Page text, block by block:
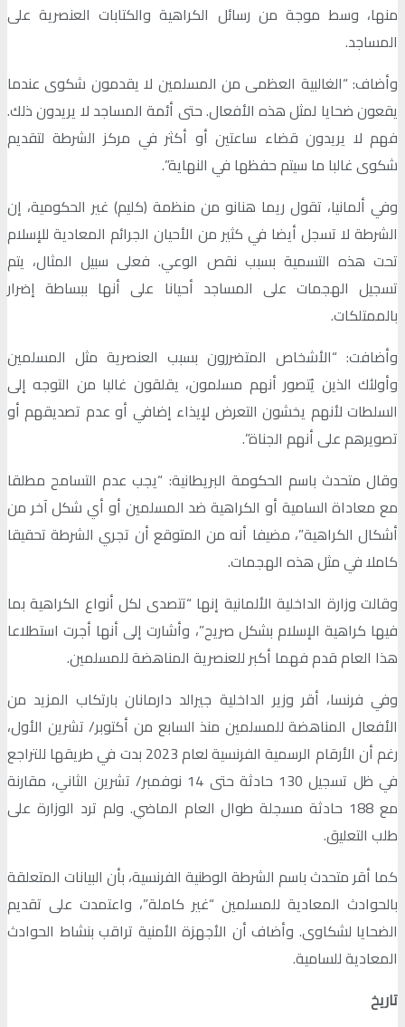
منها، وسط موجة من رسائل الكراهية والكتابات العنصرية على
المساجد.
وأضاف: “الغالبية العظمى من المسلمين لا يقدمون شكوى عندما
يقعون ضحايا لمثل هذه الأفعال. حتى أئمة المساجد لا يريدون ذلك.
فهم لا يريدون قضاء ساعتين أو أكثر في مركز الشرطة لتقديم
شكوى غالبا ما سيتم حفظها في النهاية”.
وفي ألمانيا، تقول ريما هنانو من منظمة (كليم) غير الحكومية، إن
الشرطة لا تسجل أيضا في كثير من الأحيان الجرائم المعادية للإسلام
تحت هذه التسمية بسبب نقص الوعي. فعلى سبيل المثال، يتم
تسجيل الهجمات على المساجد أحيانا على أنها ببساطة إضرار
بالممتلكات.
وأضافت: “الأشخاص المتضررون بسبب العنصرية مثل المسلمين
وأولئك الذين يُتصور أنهم مسلمون، يقلقون غالبا من التوجه إلى
السلطات لأنهم يخشون التعرض لإيذاء إضافي أو عدم تصديقهم أو
تصويرهم على أنهم الجناة”.
وقال متحدث باسم الحكومة البريطانية: “يجب عدم التسامح مطلقا
مع معاداة السامية أو الكراهية ضد المسلمين أو أي شكل آخر من
أشكال الكراهية”، مضيفا أنه من المتوقع أن تجري الشرطة تحقيقا
كاملا في مثل هذه الهجمات.
وقالت وزارة الداخلية الألمانية إنها “تتصدى لكل أنواع الكراهية بما
فيها كراهية الإسلام بشكل صريح”، وأشارت إلى أنها أجرت استطلاعا
هذا العام قدم فهما أكبر للعنصرية المناهضة للمسلمين.
وفي فرنسا، أقر وزير الداخلية جيرالد دارمانان بارتكاب المزيد من
الأفعال المناهضة للمسلمين منذ السابع من أكتوبر/ تشرين الأول،
رغم أن الأرقام الرسمية الفرنسية لعام 2023 بدت في طريقها للتراجع
في ظل تسجيل 130 حادثة حتى 14 نوفمبر/ تشرين الثاني، مقارنة
مع 188 حادثة مسجلة طوال العام الماضي. ولم ترد الوزارة على
طلب التعليق.
كما أقر متحدث باسم الشرطة الوطنية الفرنسية، بأن البيانات المتعلقة
بالحوادث المعادية للمسلمين “غير كاملة”، واعتمدت على تقديم
الضحايا لشكاوى. وأضاف أن الأجهزة الأمنية تراقب بنشاط الحوادث
المعادية للسامية.
تاريخ